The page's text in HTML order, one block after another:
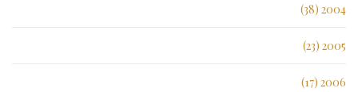
2004 (38)
2005 (23)
2006 (17)